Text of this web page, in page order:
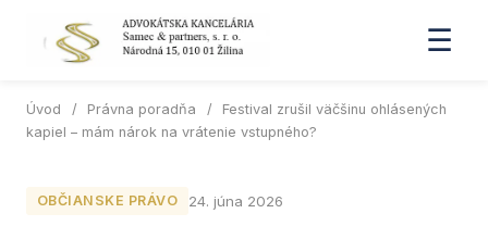
☰
Úvod / Právna poradňa /
Festival zrušil väčšinu ohlásených
kapiel – mám nárok na vrátenie vstupného?
OBČIANSKE PRÁVO 24. júna 2026